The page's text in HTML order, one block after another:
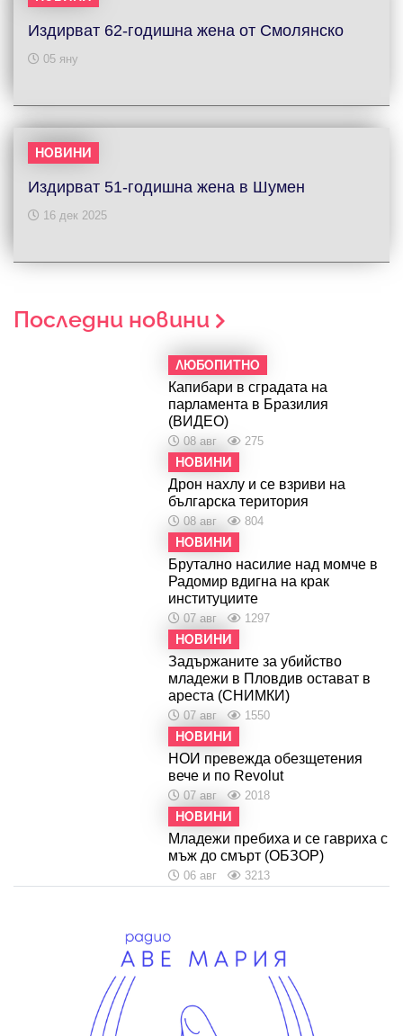
Издирват 62-годишна жена от Смолянско
05 яну
НОВИНИ
Издирват 51-годишна жена в Шумен
16 дек 2025
Последни новини
ЛЮБОПИТНО
Капибари в сградата на
парламента в Бразилия
(ВИДЕО)
08 авг 275
НОВИНИ
Дрон нахлу и се взриви на
българска територия
08 авг 804
НОВИНИ
Брутално насилие над момче в
Радомир вдигна на крак
институциите
07 авг 1297
НОВИНИ
Задържаните за убийство
младежи в Пловдив остават в
ареста (СНИМКИ)
07 авг 1550
НОВИНИ
НОИ превежда обезщетения
вече и по Revolut
07 авг 2018
НОВИНИ
Младежи пребиха и се гавриха с
мъж до смърт (ОБЗОР)
06 авг 3213